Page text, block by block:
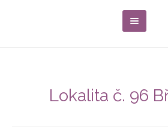
Lokalita č. 96